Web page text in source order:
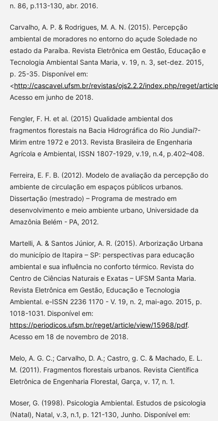
n. 86, p.113-130, abr. 2016.
Carvalho, A. P. & Rodrigues, M. A. N. (2015). Percepção
ambiental de moradores no entorno do açude Soledade no
estado da Paraíba. Revista Eletrônica em Gestão, Educação e
Tecnologia Ambiental Santa Maria, v. 19, n. 3, set-dez. 2015,
p. 25-35. Disponível em:
<http://cascavel.ufsm.br/revistas/ojs2.2.2/index.php/reget/
Acesso em junho de 2018.
Fengler, F. H. et al. (2015) Qualidade ambiental dos
fragmentos florestais na Bacia Hidrográfica do Rio Jundiaí?-
Mirim entre 1972 e 2013. Revista Brasileira de Engenharia
Agrícola e Ambiental, ISSN 1807-1929, v.19, n.4, p.402–408.
Ferreira, E. F. B. (2012). Modelo de avaliação da percepção do
ambiente de circulação em espaços públicos urbanos.
Dissertação (mestrado) – Programa de mestrado em
desenvolvimento e meio ambiente urbano, Universidade da
Amazônia Belém - PA, 2012.
Martelli, A. & Santos Júnior, A. R. (2015). Arborização Urbana
do município de Itapira – SP: perspectivas para educação
ambiental e sua influência no conforto térmico. Revista do
Centro de Ciências Naturais e Exatas – UFSM Santa Maria.
Revista Eletrônica em Gestão, Educação e Tecnologia
Ambiental. e-ISSN 2236 1170 - V. 19, n. 2, mai-ago. 2015, p.
1018-1031. Disponível em:
https://periodicos.ufsm.br/reget/article/view/15968/pdf.
Acesso em 18 de novembro de 2018.
Melo, A. G. C.; Carvalho, D. A.; Castro, g. C. & Machado, E. L.
M. (2011). Fragmentos florestais urbanos. Revista Científica
Eletrônica de Engenharia Florestal, Garça, v. 17, n. 1.
Moser, G. (1998). Psicologia Ambiental. Estudos de psicologia
(Natal), Natal, v.3, n.1, p. 121-130, Junho. Disponível em: